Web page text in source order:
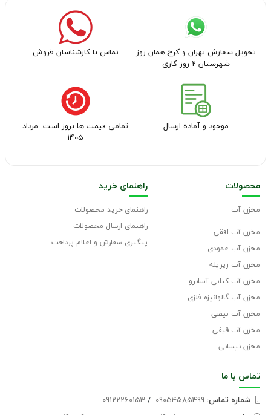
تحویل سفارش تهران و کرج همان روز
شهرستان 2 روز کاری
تماس با کارشناسان فروش
موجود و آماده ارسال
تمامی قیمت ها بروز است -مرداد
1405
محصولات
مخزن آب
مخزن آب افقی
مخزن آب عمودی
مخزن آب زیرپله
مخزن آب کتابی آسانرو
مخزن آب گالوانیزه فلزی
مخزن آب بیضی
مخزن آب قیفی
مخزن نیسانی
راهنمای خرید
راهنمای خرید محصولات
راهنمای ارسال محصولات
پیگیری سفارش و اعلام پرداخت
تماس با ما
شماره تماس‌: /
09122260153